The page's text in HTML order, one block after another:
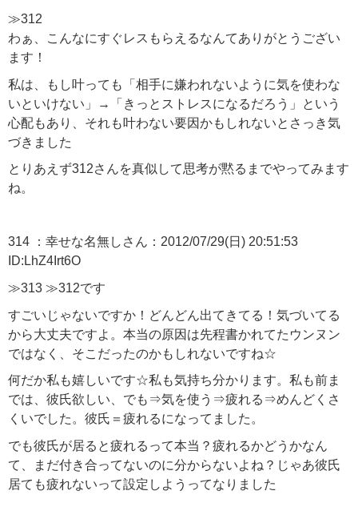
≫312
わぁ、こんなにすぐレスもらえるなんてありがとうござい
ます！
私は、もし叶っても「相手に嫌われないように気を使わな
いといけない」→「きっとストレスになるだろう」という
心配もあり、それも叶わない要因かもしれないとさっき気
づきました
とりあえず312さんを真似して思考が黙るまでやってみます
ね。
314 ：幸せな名無しさん：2012/07/29(日) 20:51:53
ID:LhZ4Irt6O
≫313 ≫312です
すごいじゃないですか！どんどん出てきてる！気づいてる
から大丈夫ですよ。本当の原因は先程書かれてたウンヌン
ではなく、そこだったのかもしれないですね☆
何だか私も嬉しいです☆私も気持ち分かります。私も前ま
では、彼氏欲しい、でも⇒気を使う⇒疲れる⇒めんどくさ
くいでした。彼氏＝疲れるになってました。
でも彼氏が居ると疲れるって本当？疲れるかどうかなん
て、まだ付き合ってないのに分からないよね？じゃあ彼氏
居ても疲れないって設定しようってなりました